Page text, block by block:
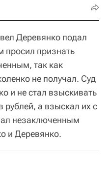
Деревянко подал
просил признать
так как
не получал. Суд
и не стал взыскивать
рублей, а взыскал их с
незаключенным
и Деревянко.